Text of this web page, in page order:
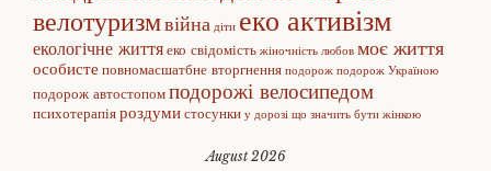
велотуризмвійна діти еко активізм
екологічне життяеко свідомість жіночність любов моє життя
особисте повномасшатбне вторгнення подорож подорож Україною
подорож автостопомподорожі велосипедом
психотерапіяроздумистосунки у дорозі що значить бути жінкою
August 2026